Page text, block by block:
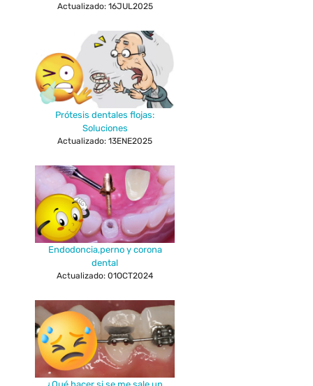
Actualizado: 16JUL2025
Prótesis dentales flojas:
Soluciones
Actualizado: 13ENE2025
Endodoncia,perno y corona
dental
Actualizado: 01OCT2024